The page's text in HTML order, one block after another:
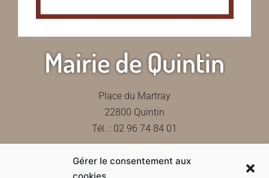
Gérer le consentement aux
Mairie de Quintin
Place du Martray
22800 Quintin
Tél. : 02 96 74 84 01
Contactez-nous